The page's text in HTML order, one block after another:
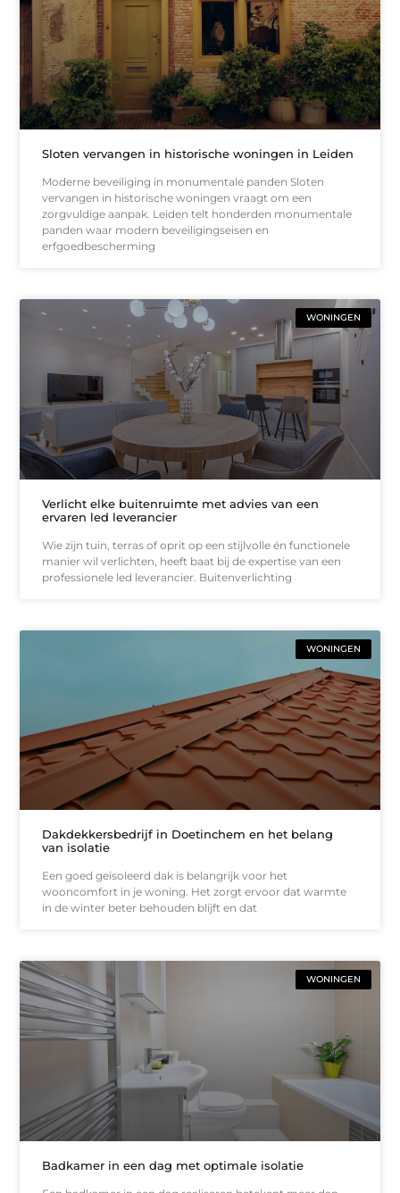
Sloten vervangen in historische woningen in Leiden
Moderne beveiliging in monumentale panden Sloten
vervangen in historische woningen vraagt om een
zorgvuldige aanpak. Leiden telt honderden monumentale
panden waar modern beveiligingseisen en
erfgoedbescherming
WONINGEN
Verlicht elke buitenruimte met advies van een
ervaren led leverancier
Wie zijn tuin, terras of oprit op een stijlvolle én functionele
manier wil verlichten, heeft baat bij de expertise van een
professionele led leverancier. Buitenverlichting
WONINGEN
Dakdekkersbedrijf in Doetinchem en het belang
van isolatie
Een goed geïsoleerd dak is belangrijk voor het
wooncomfort in je woning. Het zorgt ervoor dat warmte
in de winter beter behouden blijft en dat
WONINGEN
Badkamer in een dag met optimale isolatie